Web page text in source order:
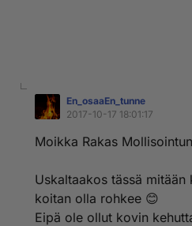
En_osaaEn_tunne
2017-10-17 18:01:17
Moikka Rakas
Uskaltaakos tässä
koitan olla rohkee 😊
Eipä ole ollut kovin